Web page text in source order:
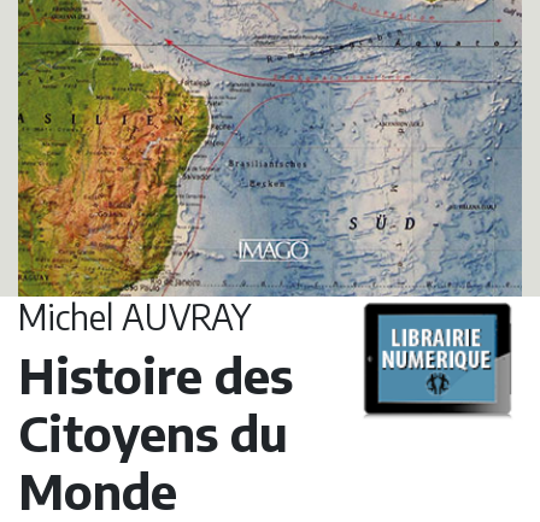
Michel AUVRAY
Histoire des
Citoyens du
Monde